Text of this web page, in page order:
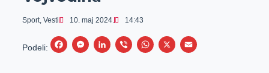
Sport, Vesti 10. maj 2024. 14:43
Podeli:
F
M
L
V
W
X
E